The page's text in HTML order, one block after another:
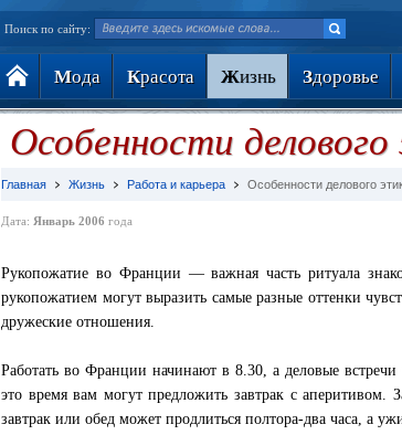
Поиск по сайту:
Мода Красота Жизнь Здоровье
Особенности
Главная Жизнь Работа и карьера Особенности делового
Дата: Январь 2006 года
Рукопожатие во Франции — важная часть ритуала
рукопожатием могут выразить самые разные оттенки
дружеские отношения.
Работать во Франции начинают в 8.30, а деловые
это время вам могут предложить завтрак с аперитивом.
завтрак или обед может продлиться полтора-два часа, а